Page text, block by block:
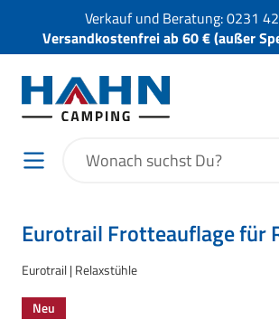
Verkauf und Beratung:0231
Versandkostenfrei ab 60 € (außer
Eurotrail Frotteauflage für
Eurotrail Relaxstühle
Neu